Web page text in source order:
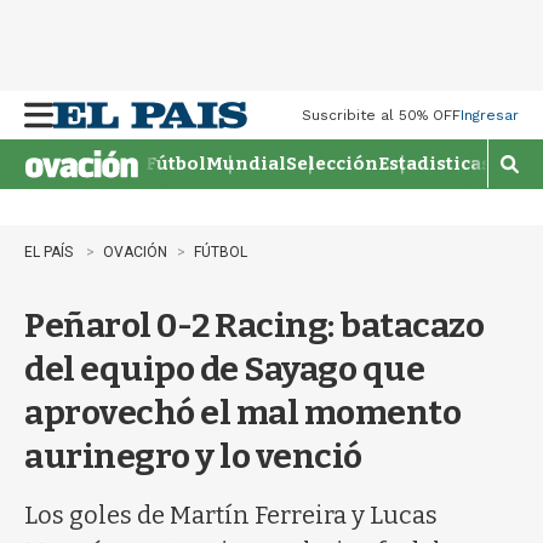
M
e
n
u
Suscribite al 50% OFFIngresar
FútbolMundialSelecciónEstadisticas
M
o
EL PAÍS OVACIÓN FÚTBOL
Peñarol 0-2 Racing: batacazo
del equipo de Sayago que
aprovechó el mal momento
aurinegro y lo venció
Los goles de Martín Ferreira y Lucas